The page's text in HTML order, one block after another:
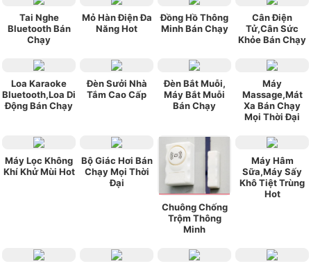
Tai Nghe
Bluetooth Bán
Chạy
Mỏ Hàn Điện Đa
Năng Hot
Đồng Hồ Thông
Minh Bán Chạy
Cân Điện
Tử,Cân Sức
Khỏe Bán Chạy
Loa Karaoke
Bluetooth,Loa Di
Động Bán Chạy
Đèn Sưởi Nhà
Tắm Cao Cấp
Đèn Bắt Muỗi,
Máy Bắt Muỗi
Bán Chạy
Máy
Massage,Mát
Xa Bán Chạy
Mọi Thời Đại
Máy Lọc Không
Khí Khử Mùi Hot
Bộ Giác Hơi Bán
Chạy Mọi Thời
Đại
Chuông Chống
Trộm Thông
Minh
Máy Hâm
Sữa,Máy Sấy
Khô Tiệt Trùng
Hot